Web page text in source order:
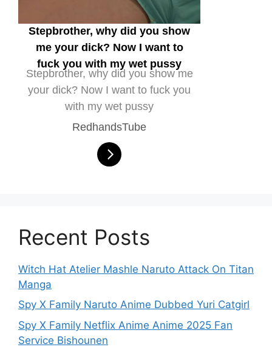
Stepbrother, why did you show
me your dick? Now I want to
fuck you with my wet pussy
Stepbrother, why did you show me
your dick? Now I want to fuck you
with my wet pussy
RedhandsTube
Recent Posts
Witch Hat Atelier Mashle Naruto Attack On Titan
Manga
Spy X Family Naruto Anime Dubbed Yuri Catgirl
Spy X Family Netflix Anime Anime 2025 Fan
Service Bishounen